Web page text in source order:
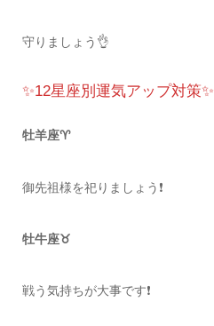
守りましょう👌
✨12星座別運気アップ対策✨
牡羊座♈️
御先祖様を祀りましょう❗️
牡牛座♉️
戦う気持ちが大事です❗️